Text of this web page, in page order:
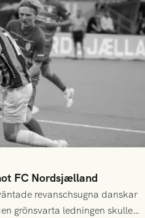
FC Nordsjælland
revanschsugna danskar
grönsvarta ledningen skulle